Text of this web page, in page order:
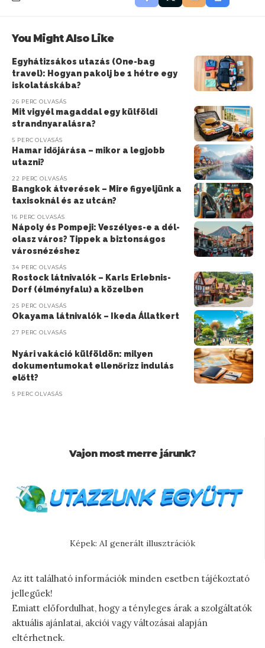
You Might Also Like
Egyhátizsákos utazás (One-bag
travel): Hogyan pakolj be 1 hétre egy
iskolatáskába?
26 PERC OLVASÁS
Mit vigyél magaddal egy külföldi
strandnyaralásra?
5 PERC OLVASÁS
Hamar időjárása – mikor a legjobb
utazni?
22 PERC OLVASÁS
Bangkok átverések – Mire figyeljünk a
taxisoknál és az utcán?
16 PERC OLVASÁS
Nápoly és Pompeji: Veszélyes-e a dél-
olasz város? Tippek a biztonságos
városnézéshez
34 PERC OLVASÁS
Rostock látnivalók – Karls Erlebnis-
Dorf (élményfalu) a közelben
25 PERC OLVASÁS
Okayama látnivalók – Ikeda Állatkert
27 PERC OLVASÁS
Nyári vakáció külföldön: milyen
dokumentumokat ellenőrizz indulás
előtt?
5 PERC OLVASÁS
Vajon most merre járunk?
Képek: AI generált illusztrációk
Az itt található információk minden esetben tájékoztató
jellegűek!
Emiatt előfordulhat, hogy a tényleges árak a szolgáltatók
aktuális ajánlatai, akciói vagy változásai alapján
eltérhetnek.